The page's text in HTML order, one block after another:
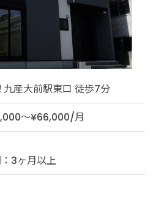
九産大前駅東口 徒歩7分
～¥66,000/月
3ヶ月以上